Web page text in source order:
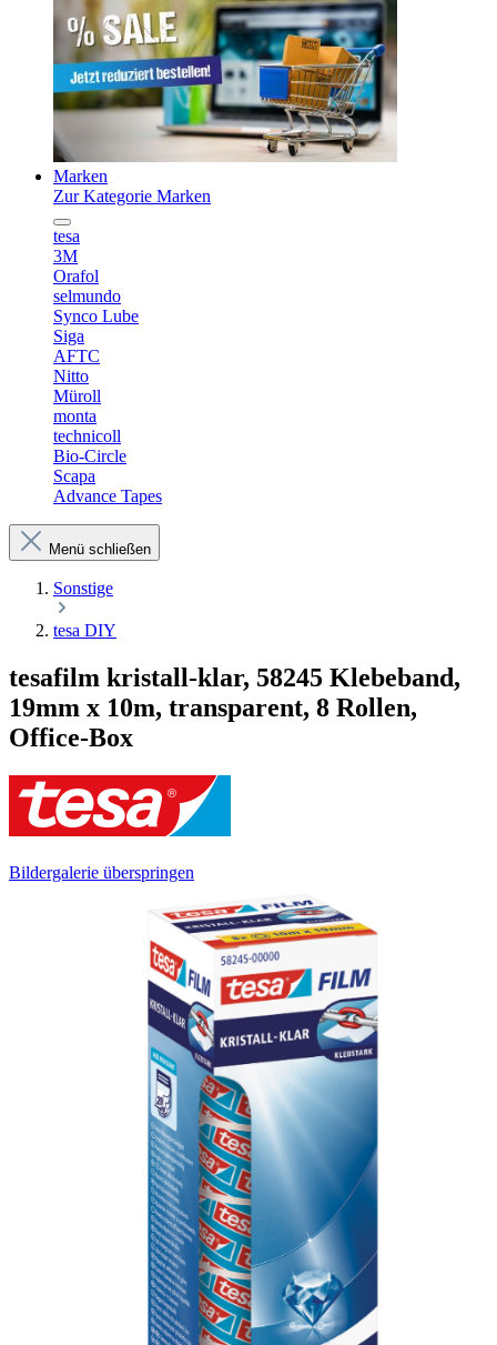
Marken
Zur Kategorie Marken
tesa
3M
Orafol
selmundo
Synco Lube
Siga
AFTC
Nitto
Müroll
monta
technicoll
Bio-Circle
Scapa
Advance Tapes
Menü schließen
Sonstige
tesa DIY
tesafilm kristall-klar, 58245 Klebeband,
19mm x 10m, transparent, 8 Rollen,
Office-Box
Bildergalerie überspringen